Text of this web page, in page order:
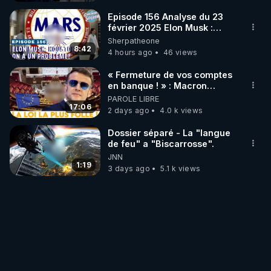
8:42
Episode 156 Analyse du 23
février 2025 Elon Musk :
Houston , on a un problème !
Sherpatheone
4 hours ago
46 views
17:06
« Fermeture de vos comptes
en banque ! » : Macron
impose une loi folle !
PAROLE LIBRE
2 days ago
4.0 k views
1:19
Dossier séparé - La "langue
de feu" a "Biscarrosse".
JNN
3 days ago
5.1 k views